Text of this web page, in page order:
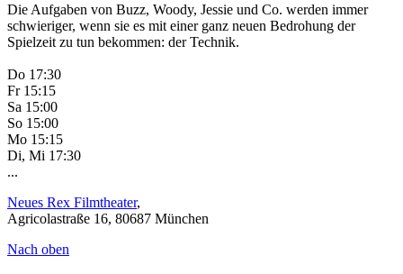
Die Aufgaben von Buzz, Woody, Jessie und Co. werden immer
schwieriger, wenn sie es mit einer ganz neuen Bedrohung der
Spielzeit zu tun bekommen: der Technik.
Do 17:30
Fr 15:15
Sa 15:00
So 15:00
Mo 15:15
Di, Mi 17:30
...
Neues Rex Filmtheater,
Agricolastraße 16, 80687 München
Nach oben